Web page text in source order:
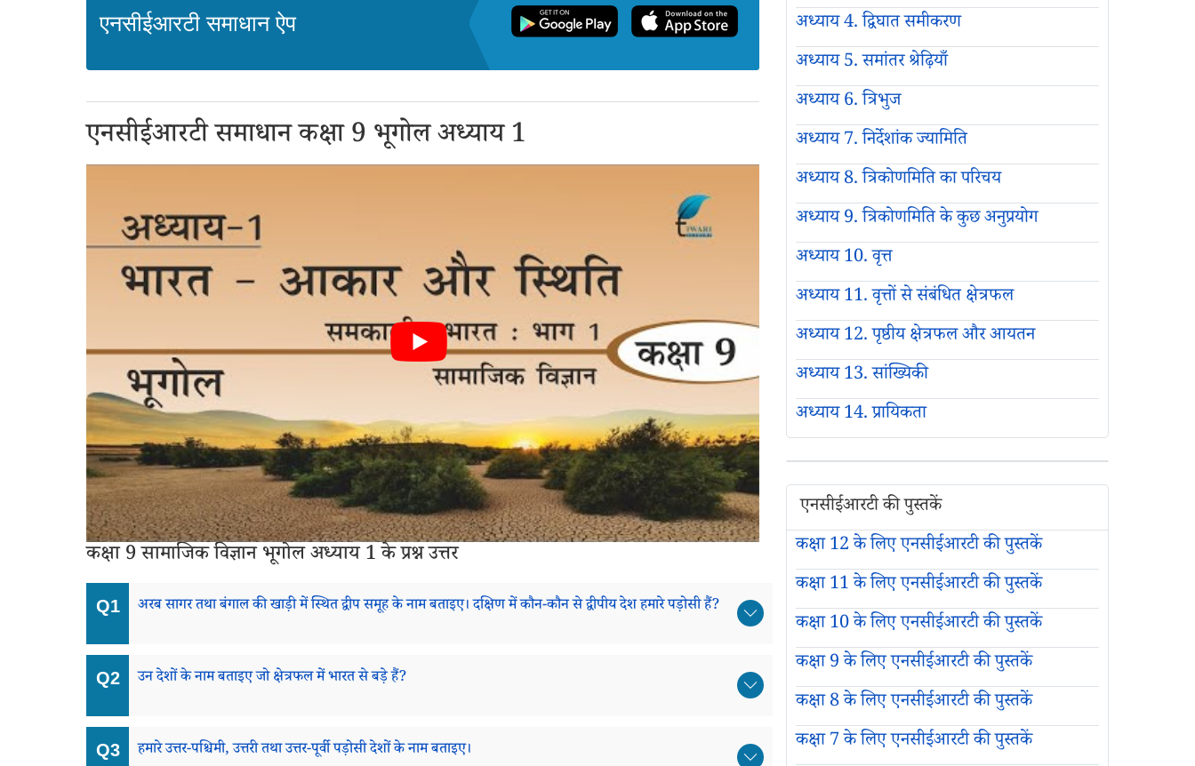
एनसीईआरटी समाधान ऐप
एनसीईआरटी समाधान कक्षा 9 भूगोल अध्याय 1
कक्षा 9 सामाजिक विज्ञान भूगोल अध्याय 1 के प्रश्न उत्तर
अरब सागर तथा बंगाल की खाड़ी में स्थित द्वीप समूह के नाम बताइए। दक्षिण में कौन-कौन से द्वीपीय देश हमारे पड़ोसी हैं?
उन देशों के नाम बताइए जो क्षेत्रफल में भारत से बड़े हैं?
हमारे उत्तर-पश्चिमी, उत्तरी तथा उत्तर-पूर्वी पड़ोसी देशों के नाम बताइए।
अध्याय 4. द्विघात समीकरण
अध्याय 5. समांतर श्रेढ़ियाँ
अध्याय 6. त्रिभुज
अध्याय 7. निर्देशांक ज्यामिति
अध्याय 8. त्रिकोणमिति का परिचय
अध्याय 9. त्रिकोणमिति के कुछ अनुप्रयोग
अध्याय 10. वृत्त
अध्याय 11. वृत्तों से संबंधित क्षेत्रफल
अध्याय 12. पृष्ठीय क्षेत्रफल और आयतन
अध्याय 13. सांख्यिकी
अध्याय 14. प्रायिकता
एनसीईआरटी की पुस्तकें
कक्षा 12 के लिए एनसीईआरटी की पुस्तकें
कक्षा 11 के लिए एनसीईआरटी की पुस्तकें
कक्षा 10 के लिए एनसीईआरटी की पुस्तकें
कक्षा 9 के लिए एनसीईआरटी की पुस्तकें
कक्षा 8 के लिए एनसीईआरटी की पुस्तकें
कक्षा 7 के लिए एनसीईआरटी की पुस्तकें